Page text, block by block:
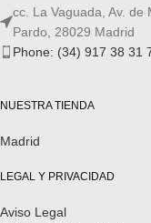
cc. La Vaguada, Av.
Pardo, 28029 Madrid
Phone: (34) 917 38 31
NUESTRA TIENDA
Madrid
LEGAL Y PRIVACIDAD
Aviso Legal